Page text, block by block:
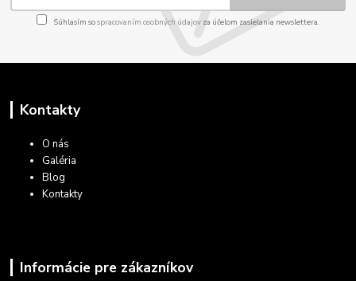
Súhlasím sospracovaním osobných údajov za účelom zasielania newslettera.
Kontakty
O nás
Galéria
Blog
Kontakty
Informácie pre zákazníkov